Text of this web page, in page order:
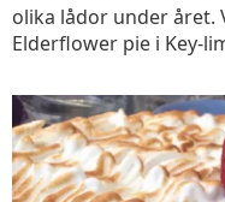
olika lådor under året.
Elderflower pie i Key-